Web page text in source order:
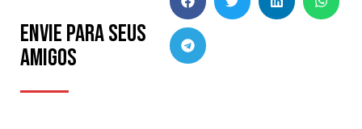
Envie para seus
amigos